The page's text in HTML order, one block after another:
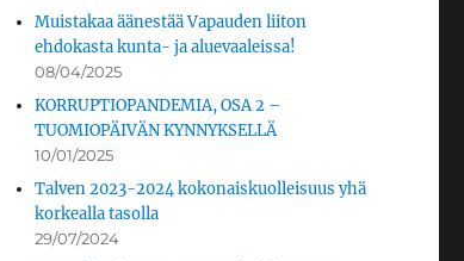
Muistakaa äänestää Vapauden liiton
ehdokasta kunta- ja aluevaaleissa!
08/04/2025
KORRUPTIOPANDEMIA, OSA 2 –
TUOMIOPÄIVÄN KYNNYKSELLÄ
10/01/2025
Talven 2023-2024 kokonaiskuolleisuus yhä
korkealla tasolla
29/07/2024